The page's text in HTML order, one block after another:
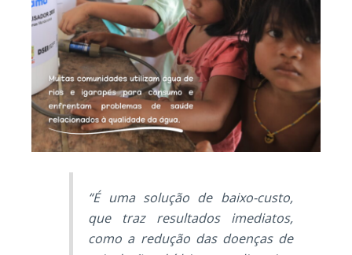
“É uma solução de baixo-custo,
que traz resultados imediatos,
como a redução das doenças de